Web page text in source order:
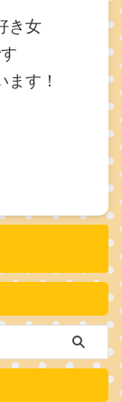
き女
す！